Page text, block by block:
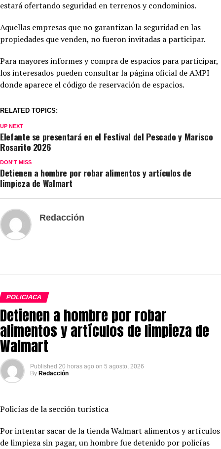
estará ofertando seguridad en terrenos y condominios.
Aquellas empresas que no garantizan la seguridad en las
propiedades que venden, no fueron invitadas a participar.
Para mayores informes y compra de espacios para participar,
los interesados pueden consultar la página oficial de AMPI
donde aparece el código de reservación de espacios.
RELATED TOPICS:
UP NEXT
Elefante se presentará en el Festival del Pescado y Marisco
Rosarito 2026
DON'T MISS
Detienen a hombre por robar alimentos y artículos de
limpieza de Walmart
Redacción
POLICIACA
Detienen a hombre por robar
alimentos y artículos de limpieza de
Walmart
Published 20 horas ago on 5 agosto, 2026
By Redacción
Policías de la sección turística
Por intentar sacar de la tienda Walmart alimentos y artículos
de limpieza sin pagar, un hombre fue detenido por policías